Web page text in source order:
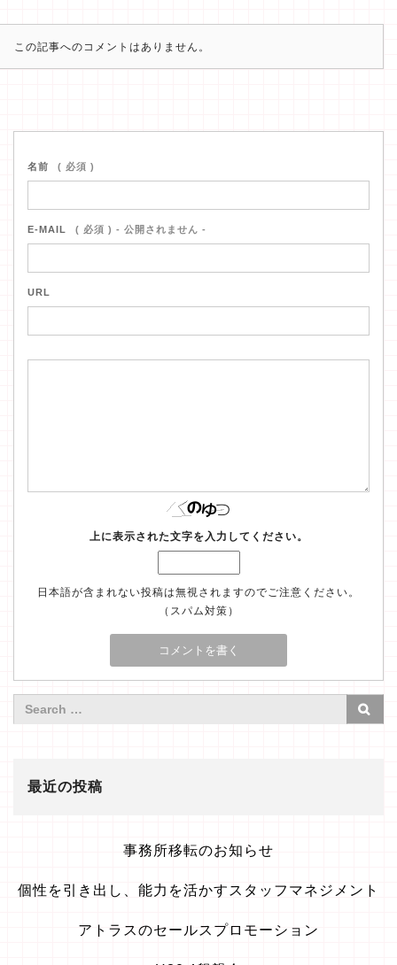
この記事へのコメントはありません。
名前 ( 必須 )
E-MAIL ( 必須 ) - 公開されません -
URL
上に表示された文字を入力してください。
日本語が含まれない投稿は無視されますのでご注意ください。
（スパム対策）
最近の投稿
事務所移転のお知らせ
個性を引き出し、能力を活かすスタッフマネジメント
アトラスのセールスプロモーション